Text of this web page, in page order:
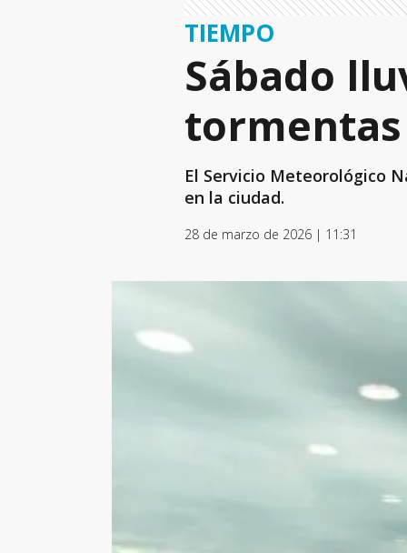
TIEMPO
Sábado
El Servicio Meteorológico
en la ciudad.
28 de marzo de 2026 | 11:31